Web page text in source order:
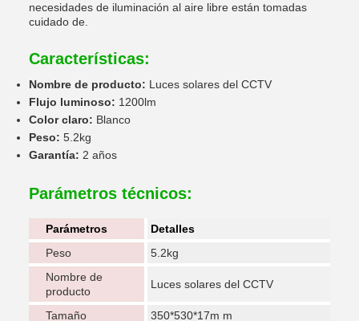
necesidades de iluminación al aire libre están tomadas
cuidado de.
Características:
Nombre de producto: Luces solares del CCTV
Flujo luminoso: 1200lm
Color claro: Blanco
Peso: 5.2kg
Garantía: 2 años
Parámetros técnicos:
Parámetros
Detalles
Peso
5.2kg
Nombre de
producto
Luces solares del CCTV
Tamaño 350*530*17m m